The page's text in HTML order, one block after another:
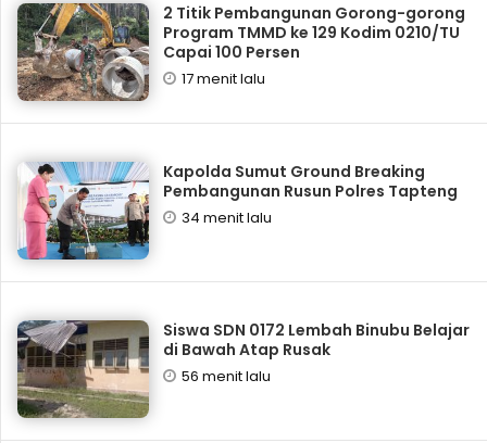
2 Titik Pembangunan Gorong-gorong
Program TMMD ke 129 Kodim 0210/TU
Capai 100 Persen
17 menit lalu
Kapolda Sumut Ground Breaking
Pembangunan Rusun Polres Tapteng
34 menit lalu
Siswa SDN 0172 Lembah Binubu Belajar
di Bawah Atap Rusak
56 menit lalu